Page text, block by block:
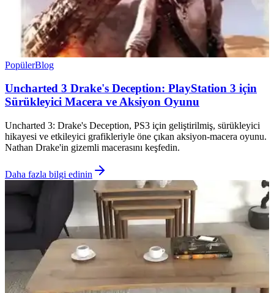
PopülerBlog
Uncharted 3 Drake's Deception: PlayStation 3 için
Sürükleyici Macera ve Aksiyon Oyunu
Uncharted 3: Drake's Deception, PS3 için geliştirilmiş, sürükleyici
hikayesi ve etkileyici grafikleriyle öne çıkan aksiyon-macera oyunu.
Nathan Drake'in gizemli macerasını keşfedin.
Daha fazla bilgi edinin